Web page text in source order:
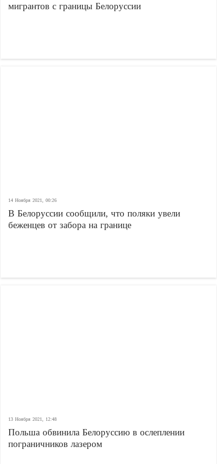
мигрантов с границы Белоруссии
14 Ноября 2021, 00:26
В Белоруссии сообщили, что поляки увели
беженцев от забора на границе
13 Ноября 2021, 12:48
Польша обвинила Белоруссию в ослеплении
пограничников лазером